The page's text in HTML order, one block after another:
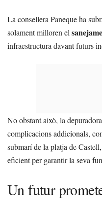
La consellera Paneque ha
solament milloren el
infraestructura davant futurs
No obstant això, la
complicacions addicionals,
submarí de la platja de
eficient per garantir la seva
Un futur